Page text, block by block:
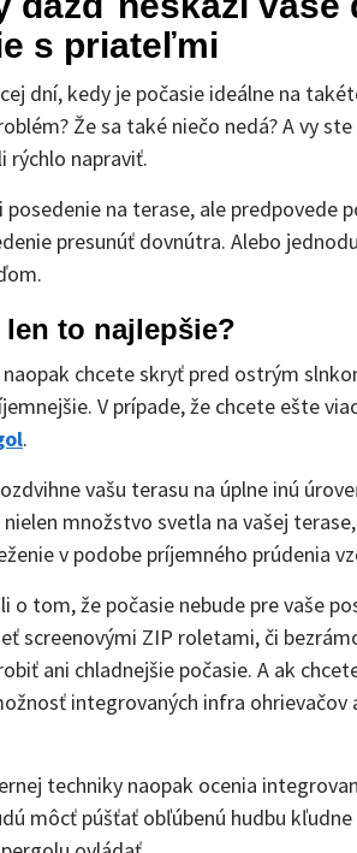
s priateľmi
dní, kedy je počasie ideálne na
Že sa také niečo nedá? A vy
rýchlo napraviť.
na terase, ale predpovede
presunúť dovnútra. Alebo
len to najlepšie?
naopak chcete skryť pred ostrým
V prípade, že chcete ešte
.
vašu terasu na úplne inú
množstvo svetla na vašej
v podobe príjemného prúdenia
o tom, že počasie nebude pre vaše
screenovými ZIP roletami, či
ani chladnejšie počasie. A ak
integrovaných infra
techniky naopak ocenia
môcť púšťať obľúbenú hudbu